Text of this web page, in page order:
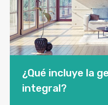
¿Qué incluye la
integral?